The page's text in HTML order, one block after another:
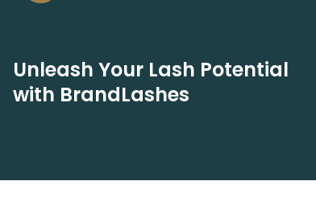
Unleash Your Lash Potential
with BrandLashes